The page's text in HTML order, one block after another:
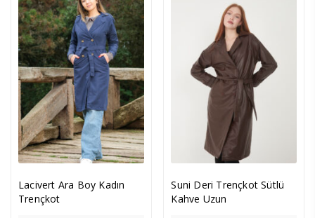
Lacivert Ara Boy Kadın
Trençkot
Suni Deri Trençkot Sütlü
Kahve Uzun